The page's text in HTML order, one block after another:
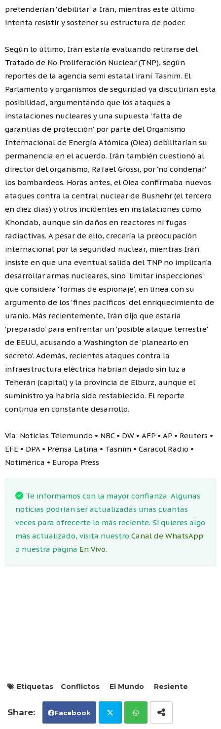
pretenderían 'debilitar' a Irán, mientras este último
intenta resistir y sostener su estructura de poder.
Según lo último, Irán estaría evaluando retirarse del
Tratado de No Proliferación Nuclear (TNP), según
reportes de la agencia semi estatal iraní Tasnim. El
Parlamento y organismos de seguridad ya discutirían esta
posibilidad, argumentando que los ataques a
instalaciones nucleares y una supuesta 'falta de
garantías de protección' por parte del Organismo
Internacional de Energía Atómica (Oiea) debilitarían su
permanencia en el acuerdo. Irán también cuestionó al
director del organismo, Rafael Grossi, por 'no condenar'
los bombardeos. Horas antes, el Oiea confirmaba nuevos
ataques contra la central nuclear de Bushehr (el tercero
en diez días) y otros incidentes en instalaciones como
Khondab, aunque sin daños en reactores ni fugas
radiactivas. A pesar de ello, crecería la preocupación
internacional por la seguridad nuclear, mientras Irán
insiste en que una eventual salida del TNP no implicaría
desarrollar armas nucleares, sino 'limitar inspecciones'
que considera 'formas de espionaje', en línea con su
argumento de los 'fines pacíficos' del enriquecimiento de
uranio. Más recientemente, Irán dijo que estaría
'preparado' para enfrentar un 'posible ataque terrestre'
de EEUU, acusando a Washington de 'planearlo en
secreto'. Además, recientes ataques contra la
infraestructura eléctrica habrían dejado sin luz a
Teherán (capital) y la provincia de Elburz, aunque el
suministro ya habría sido restablecido. El reporte
continúa en constante desarrollo.
Vía: Noticias Telemundo • NBC • DW • AFP • AP • Reuters •
EFE • DPA • Prensa Latina • Tasnim • Caracol Radio •
Notimérica • Europa Press
Te informamos con la mayor confianza. Algunas
noticias podrían ser actualizadas unas cuantas
veces para ofrecerte lo más reciente. Si quieres algo
más actualizado, visita nuestro Canal de WhatsApp
o nuestra página En Vivo.
Etiquetas Conflictos El Mundo Resiente
Facebook